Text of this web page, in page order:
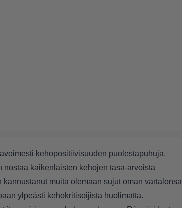
kehopositiivisuuden puolestapuhuja.
nostaa kaikenlaisten kehojen tasa-arvoista
muita olemaan sujut oman vartalonsa
ylpeästi kehokritisoijista huolimatta.